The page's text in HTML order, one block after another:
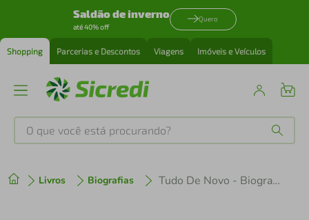
Saldão de inverno
até 40% off
Quero
Shopping Parcerias e Descontos Viagens Imóveis e Veículos
O que você está procurando?
Livros Biografias Tudo De Novo - Biografia Oficial Do Roupa Nova